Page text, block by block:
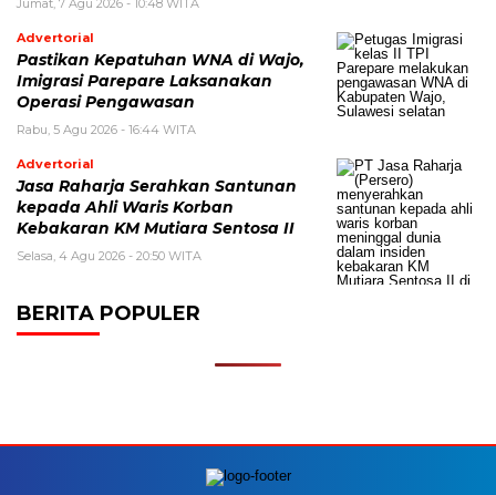
Jumat, 7 Agu 2026 - 10:48 WITA
Advertorial
Pastikan Kepatuhan WNA di Wajo,
Imigrasi Parepare Laksanakan
Operasi Pengawasan
Rabu, 5 Agu 2026 - 16:44 WITA
Advertorial
Jasa Raharja Serahkan Santunan
kepada Ahli Waris Korban
Kebakaran KM Mutiara Sentosa II
Selasa, 4 Agu 2026 - 20:50 WITA
BERITA POPULER